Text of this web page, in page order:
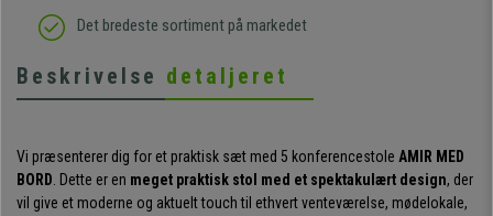
Det bredeste sortiment på markedet
Beskrivelse detaljeret
Vi præsenterer dig for et praktisk sæt med 5 konferencestole AMIR MED
BORD . Dette er en meget praktisk stol med et spektakulært design, der
vil give et moderne og aktuelt touch til ethvert venteværelse, mødelokale,